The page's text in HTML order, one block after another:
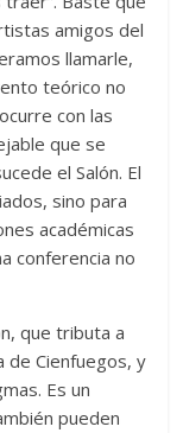
amigos del
llamarle,
teórico no
con las
que se
el Salón. El
sino para
académicas
conferencia no
que tributa a
de Cienfuegos, y
Es un
pueden